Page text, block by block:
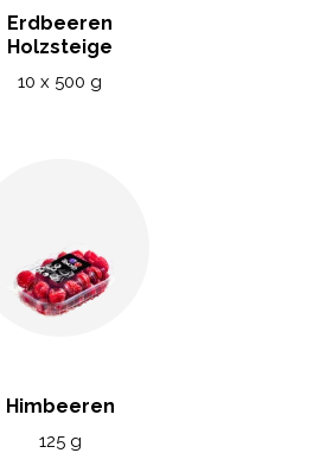
Erdbeeren
Holzsteige
10 x 500 g
Himbeeren
125 g